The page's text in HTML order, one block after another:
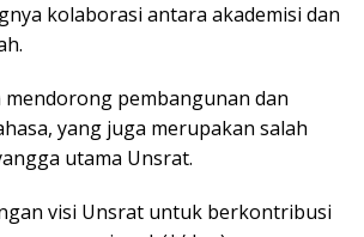
kolaborasi antara akademisi dan
mendorong pembangunan dan
yang juga merupakan salah
utama Unsrat.
visi Unsrat untuk berkontribusi